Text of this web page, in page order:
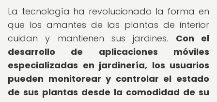
La tecnología ha revolucionado la forma en
que los amantes de las plantas de interior
cuidan y mantienen sus jardines. Con el
desarrollo de aplicaciones móviles
especializadas en jardinería, los usuarios
pueden monitorear y controlar el estado
de sus plantas desde la comodidad de su